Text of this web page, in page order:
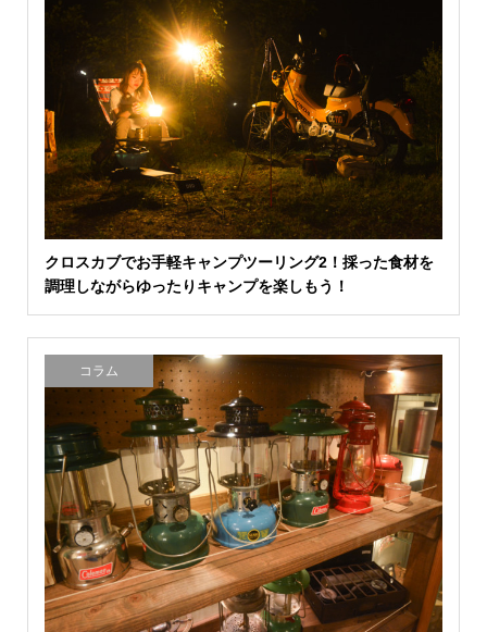
クロスカブでお手軽キャンプツーリング2！採った食材を
調理しながらゆったりキャンプを楽しもう！
コラム